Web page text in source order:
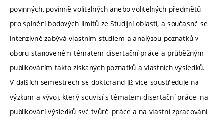
povinných, povinně volitelných anebo volitelných předmětů
pro splnění bodových limitů ze Studijní oblasti, a současně se
intenzivně zabývá vlastním studiem a analýzou poznatků v
oboru stanoveném tématem disertační práce a průběžným
publikováním takto získaných poznatků a vlastních výsledků.
V dalších semestrech se doktorand již více soustřeďuje na
výzkum a vývoj, který souvisí s tématem disertační práce, na
publikování výsledků své tvůrčí práce a na vlastní zpracování